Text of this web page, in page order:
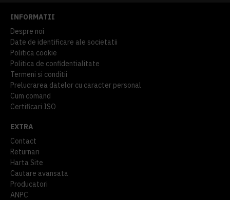
INFORMATII
Despre noi
Date de identificare ale societatii
Politica cookie
Politica de confidentialitate
Termeni si conditii
Prelucrarea datelor cu caracter personal
Cum comand
Certificari ISO
EXTRA
Contact
Returnari
Harta Site
Cautare avansata
Producatori
ANPC